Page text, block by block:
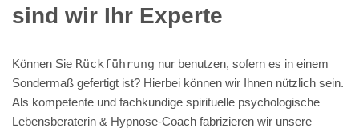
sind wir Ihr Experte
Können Sie Rückführung nur benutzen, sofern es in einem
Sondermaß gefertigt ist? Hierbei können wir Ihnen nützlich sein.
Als kompetente und fachkundige spirituelle psychologische
Lebensberaterin & Hypnose-Coach fabrizieren wir unsere